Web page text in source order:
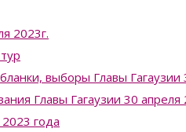
2023г.
выборы Главы Гагаузии
Главы Гагаузии 30 апреля
года